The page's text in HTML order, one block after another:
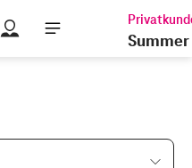
Shopping Cart
Summer